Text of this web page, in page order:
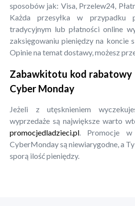
sposobów jak: Visa, Przelew24,
Każda przesyłka w przypadku
tradycyjnym lub płatności online
zaksięgowaniu pieniędzy na koncie
Opinie na temat dostawy, możesz
Zabawkitotu kod rabatowy
Cyber Monday
Jeżeli z utęsknieniem
wyprzedaże są największe warto
promocjedladzieci.pl. Promocje
CyberMonday są niewiarygodne, a
sporą ilość pieniędzy.